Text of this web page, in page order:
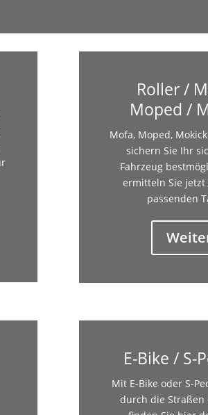
Roller /
Moped /
Mofa, Moped,
sichern Sie Ihr
Fahrzeug
ermitteln Sie jetzt
passenden
E-Bike / S-
Mit E-Bike oder S-
durch die Straßen